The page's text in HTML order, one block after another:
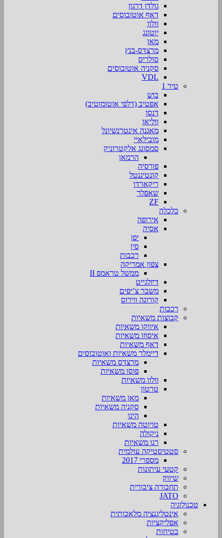
גולדן דרגון
דאף אוטובוסים
וולוו
יוטונג
מאן
מרצדס-בנץ
סולריס
סקניה אוטובוסים
VDL
טיר 1
בוש
אפטיב (דלפי אוטומוטיב)
דנסו
ווליאו
מאגנה אינטרנשיונל
מובילאיי
סמסונג אלקטרוניק
הרמאן
פורסיה
קונטיננטל
ריקארדו
שאפלר
ZF
כלכלה
אירופה
אסיה
יפן
סין
רכבות
צפון אמריקה
ממשל טראמפ II
דיזלגייט
משבר צ’יפים
קורונה ווירוס
רכבות
קבוצות משאיות
איווקו משאיות
איסוזו משאיות
דאף משאיות
דיימלר משאיות ואוטובוסים
מרצדס משאיות
פוסו משאיות
וולוו משאיות
טרטון
מאן משאיות
סקניה משאיות
הינו
טויוטה משאיות
ניקולה
רנו משאיות
סטטיסטיקה עולמית
מספרי 2017
קטעי עיתונות
שיווק
תחבורה ציבורית
JATO
טכנולוגיה
אינטליגנציה מלאכותית
אפליקציות
בטיחות